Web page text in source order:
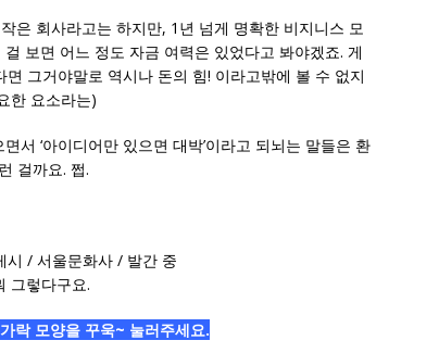
은 회사라고는 하지만, 1년 넘게 명확한 비지니스 모
보면 어느 정도 자금 여력은 있었다고 봐야겠죠. 게
그거야말로 역시나 돈의 힘! 이라고밖에 볼 수 없지
한 요소라는)
서 ‘아이디어만 있으면 대박’이라고 되뇌는 말들은 환
걸까요. 쩝.
시 / 서울문화사 / 발간 중
그렇다구요.
락 모양을 꾸욱~ 눌러주세요.